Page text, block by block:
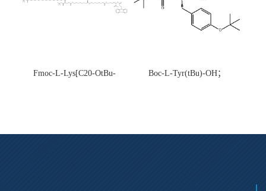
Fmoc-L-Lys[C20-OtBu-
Boc-L-Tyr(tBu)-OH；